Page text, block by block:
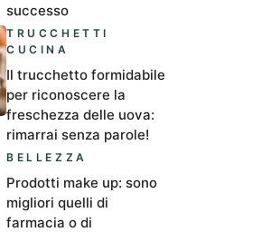
successo
TRUCCHETTI
CUCINA
Il trucchetto formidabile
per riconoscere la
freschezza delle uova:
rimarrai senza parole!
BELLEZZA
Prodotti make up: sono
migliori quelli di
farmacia o di